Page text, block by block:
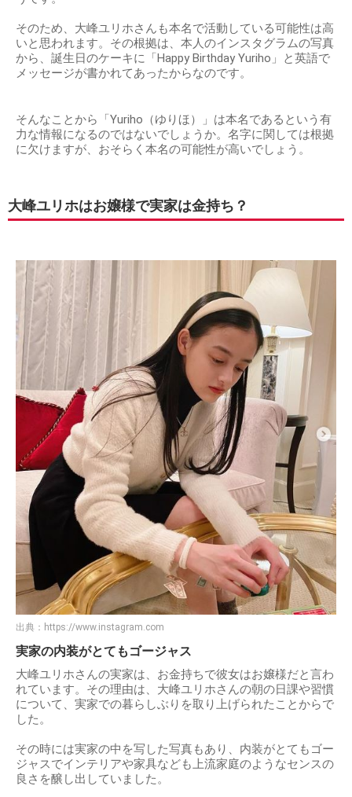
そのため、大峰ユリホさんも本名で活動している可能性は高
いと思われます。その根拠は、本人のインスタグラムの写真
から、誕生日のケーキに「Happy Birthday Yuriho」と英語で
メッセージが書かれてあったからなのです。
そんなことから「Yuriho（ゆりほ）」は本名であるという有
力な情報になるのではないでしょうか。名字に関しては根拠
に欠けますが、おそらく本名の可能性が高いでしょう。
大峰ユリホはお嬢様で実家は金持ち？
出典： https://www.instagram.com
実家の内装がとてもゴージャス
大峰ユリホさんの実家は、お金持ちで彼女はお嬢様だと言わ
れています。その理由は、大峰ユリホさんの朝の日課や習慣
について、実家での暮らしぶりを取り上げられたことからで
した。
その時には実家の中を写した写真もあり、内装がとてもゴー
ジャスでインテリアや家具なども上流家庭のようなセンスの
良さを醸し出していました。